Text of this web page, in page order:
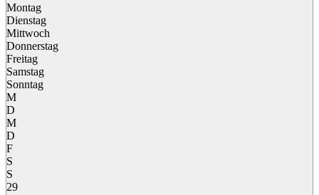
Montag
Dienstag
Mittwoch
Donnerstag
Freitag
Samstag
Sonntag
M
D
M
D
F
S
S
29